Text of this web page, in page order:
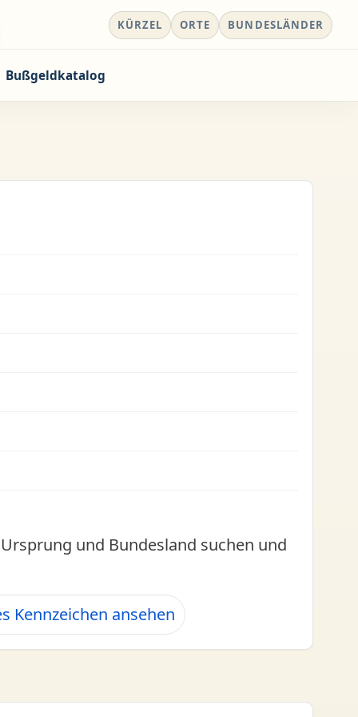
KÜRZEL ORTE BUNDESLÄNDER
Bußgeldkatalog
und Bundesland suchen und
Kennzeichen ansehen